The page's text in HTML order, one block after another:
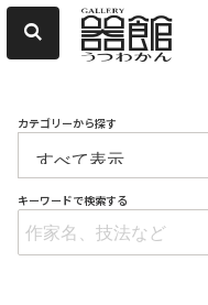
カテゴリーから探す
キーワードで検索する